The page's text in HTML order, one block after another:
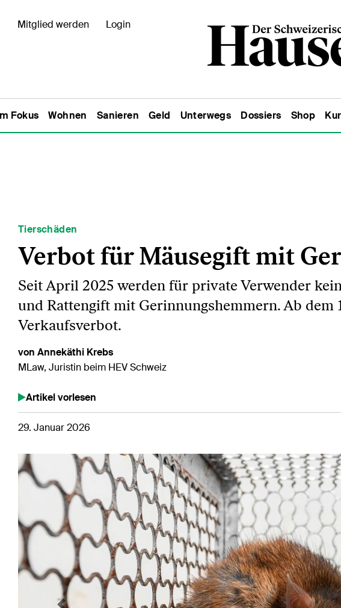
Mitglied werden Login
Fokus Wohnen Sanieren Geld Unterwegs Dossiers Shop
Tierschäden
Verbot für Mäusegift mit
Seit April 2025 werden für private Verwender
und Rattengift mit Gerinnungshemmern. Ab dem
Verkaufsverbot.
von Annekäthi Krebs
MLaw, Juristin beim HEV Schweiz
Artikel vorlesen
29. Januar 2026